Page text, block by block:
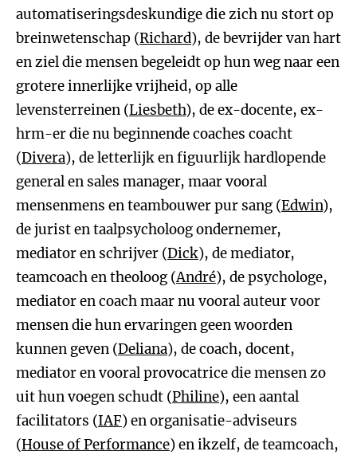
automatiseringsdeskundige die zich nu stort op
breinwetenschap (Richard), de bevrijder van hart
en ziel die mensen begeleidt op hun weg naar een
grotere innerlijke vrijheid, op alle
levensterreinen (Liesbeth), de ex-docente, ex-
hrm-er die nu beginnende coaches coacht
(Divera), de letterlijk en figuurlijk hardlopende
general en sales manager, maar vooral
mensenmens en teambouwer pur sang (Edwin),
de jurist en taalpsycholoog ondernemer,
mediator en schrijver (Dick), de mediator,
teamcoach en theoloog (André), de psychologe,
mediator en coach maar nu vooral auteur voor
mensen die hun ervaringen geen woorden
kunnen geven (Deliana), de coach, docent,
mediator en vooral provocatrice die mensen zo
uit hun voegen schudt (Philine), een aantal
facilitators (IAF) en organisatie-adviseurs
(House of Performance) en ikzelf, de teamcoach,